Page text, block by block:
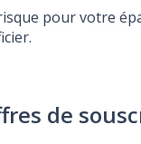
pour votre
de